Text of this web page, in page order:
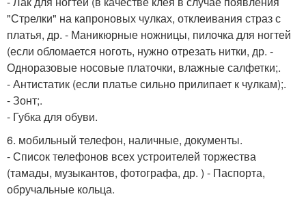
"Стрелки" на капроновых чулках, отклеивания страз с
платья, др. - Маникюрные ножницы, пилочка для ногтей
(если обломается ноготь, нужно отрезать нитки, др. -
Одноразовые носовые платочки, влажные салфетки;.
- Антистатик (если платье сильно прилипает к чулкам);.
- Зонт;.
- Губка для обуви.
6. мобильный телефон, наличные, документы.
- Список телефонов всех устроителей торжества
(тамады, музыкантов, фотографа, др. ) - Паспорта,
обручальные кольца.